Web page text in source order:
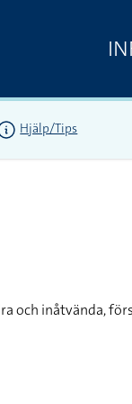
Hjälp/Tips
och inåtvända,